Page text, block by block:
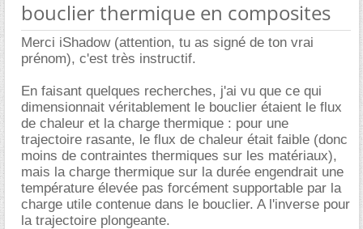
bouclier thermique en composites
Merci iShadow (attention, tu as signé de ton vrai
prénom), c'est très instructif.
En faisant quelques recherches, j'ai vu que ce qui
dimensionnait véritablement le bouclier étaient le flux
de chaleur et la charge thermique : pour une
trajectoire rasante, le flux de chaleur était faible (donc
moins de contraintes thermiques sur les matériaux),
mais la charge thermique sur la durée engendrait une
température élevée pas forcément supportable par la
charge utile contenue dans le bouclier. A l'inverse pour
la trajectoire plongeante.